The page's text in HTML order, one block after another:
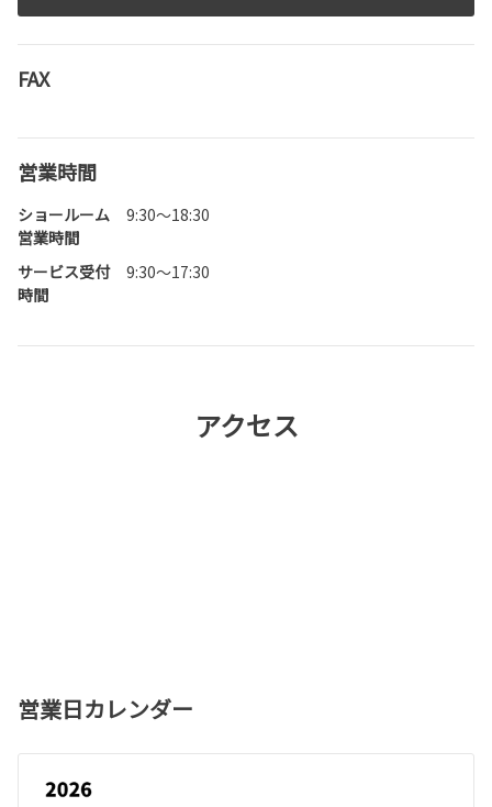
FAX
営業時間
ショールーム
営業時間
9:30～18:30
サービス受付
時間
9:30～17:30
アクセス
営業日カレンダー